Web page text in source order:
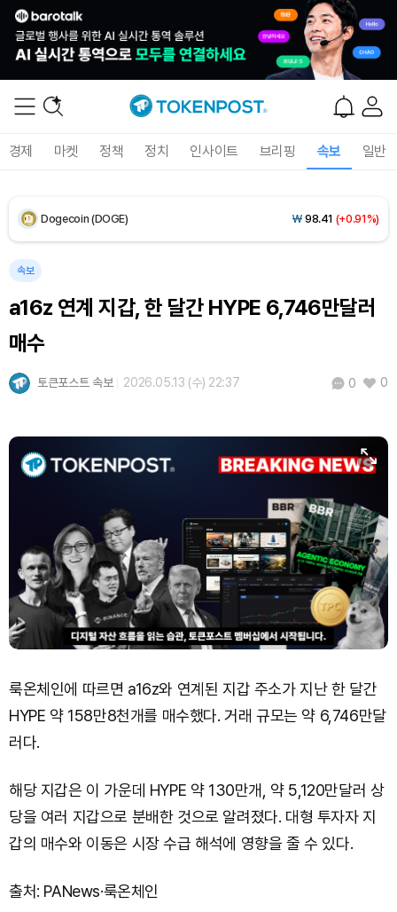
경제 마켓 정책 정치 인사이트 브리핑 속보 일반
XRP (XRP) ₩1,451(-0.59%)
Dogecoin (DOGE) ₩ 98.41 (+0.91%)
속보
a16z 연계 지갑, 한 달간 HYPE 6,746만달러
매수
토큰포스트 속보 2026.05.13 (수) 22:37 0 0
룩온체인에 따르면 a16z와 연계된 지갑 주소가 지난 한 달간
HYPE 약 158만8천개를 매수했다. 거래 규모는 약 6,746만달
러다.
해당 지갑은 이 가운데 HYPE 약 130만개, 약 5,120만달러 상
당을 여러 지갑으로 분배한 것으로 알려졌다. 대형 투자자 지
갑의 매수와 이동은 시장 수급 해석에 영향을 줄 수 있다.
출처: PANews·룩온체인